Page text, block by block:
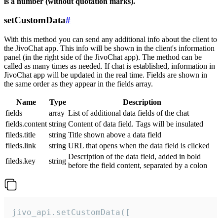
setCustomData#
With this method you can send any additional info about the client to
the JivoChat app. This info will be shown in the client's information
panel (in the right side of the JivoChat app). The method can be
called as many times as needed. If chat is established, information in
JivoChat app will be updated in the real time. Fields are shown in
the same order as they appear in the fields array.
Name Type
Description
fields
array List of additional data fields of the chat
fields.content string Content of data field. Tags will be insulated
fileds.title
string Title shown above a data field
fileds.link
string URL that opens when the data field is clicked
fileds.key
string
Description of the data field, added in bold
before the field content, separated by a colon
jivo_api.setCustomData([